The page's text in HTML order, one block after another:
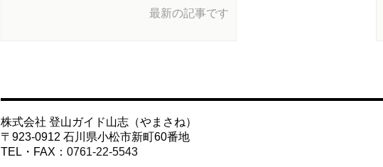
最新の記事です
株式会社 登山ガイド山志（やまさね）
〒923-0912 石川県小松市新町60番地
TEL・FAX： 0761-22-5543